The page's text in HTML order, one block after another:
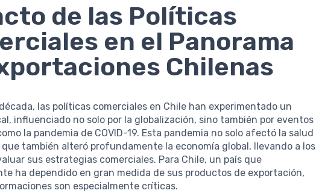
de las Políticas
en el Panorama
Chilenas
las políticas comerciales en Chile han experimentado un
influenciado no solo por la globalización, sino también por eventos
la pandemia de COVID-19. Esta pandemia no solo afectó la salud
también alteró profundamente la economía global, llevando a los
sus estrategias comerciales. Para Chile, un país que
ha dependido en gran medida de sus productos de exportación,
son especialmente críticas.